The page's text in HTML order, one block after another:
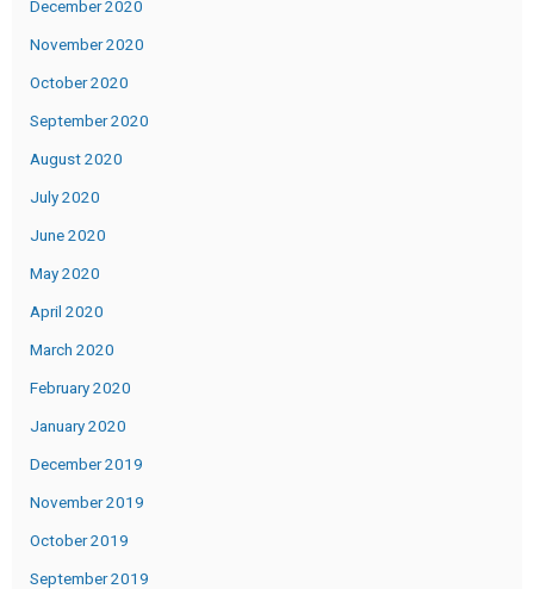
December 2020
November 2020
October 2020
September 2020
August 2020
July 2020
June 2020
May 2020
April 2020
March 2020
February 2020
January 2020
December 2019
November 2019
October 2019
September 2019